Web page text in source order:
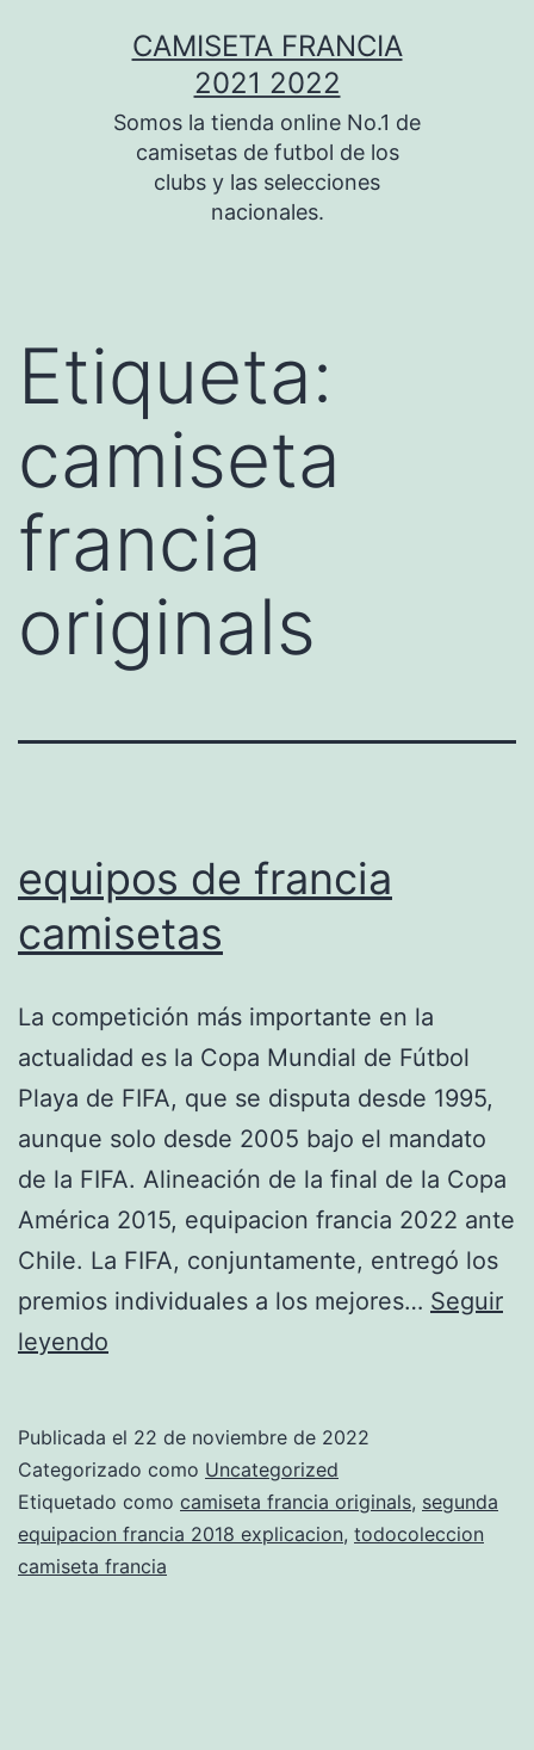
CAMISETA FRANCIA
2021 2022
Somos la tienda online No.1 de
camisetas de futbol de los
clubs y las selecciones
nacionales.
Etiqueta:
camiseta
francia
originals
equipos de francia
camisetas
La competición más importante en la
actualidad es la Copa Mundial de Fútbol
Playa de FIFA, que se disputa desde 1995,
aunque solo desde 2005 bajo el mandato
de la FIFA. Alineación de la final de la Copa
América 2015, equipacion francia 2022 ante
Chile. La FIFA, conjuntamente, entregó los
premios individuales a los mejores… Seguir
leyendo
camisetas
Publicada el 22 de noviembre de 2022
Categorizado como Uncategorized
Etiquetado como camiseta francia originals, segunda
equipacion francia 2018 explicacion, todocoleccion
camiseta francia